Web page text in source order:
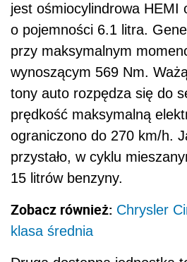
jest ośmiocylindrowa HEMI
o pojemności 6.1 litra.
przy maksymalnym
wynoszącym 569 Nm.
tony auto rozpędza się do
prędkość maksymalną
ograniczono do 270 km/h.
przystało, w cyklu
15 litrów benzyny.
Zobacz również: Chrysler
klasa średnia